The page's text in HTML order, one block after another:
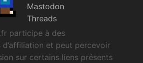
Mastodon
Threads
participe à des
d’affiliation et peut percevoir
sur certains liens présents